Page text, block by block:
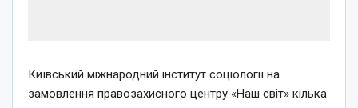
Київський міжнародний інститут соціології на
замовлення правозахисного центру «Наш світ» кілька